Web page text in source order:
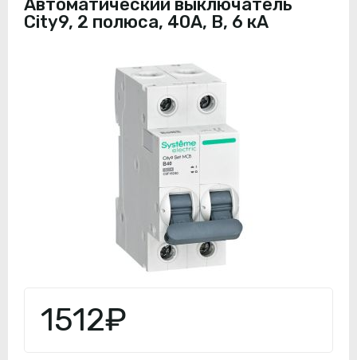
Автоматический выключатель
City9, 2 полюса, 40А, B, 6 кА
1512₽